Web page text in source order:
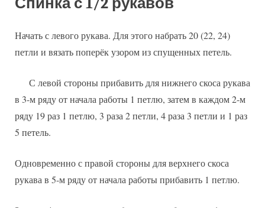
Начать с левого рукава. Для этого набрать 20 (22, 24)
петли и вязать поперёк узором из спущенных петель.
С левой стороны прибавить для нижнего скоса рукава
в 3-м ряду от начала работы 1 петлю, затем в каждом 2-м
ряду 19 раз 1 петлю, 3 раза 2 петли, 4 раза 3 петли и 1 раз
5 петель.
Одновременно с правой стороны для верхнего скоса
рукава в 5-м ряду от начала работы прибавить 1 петлю.